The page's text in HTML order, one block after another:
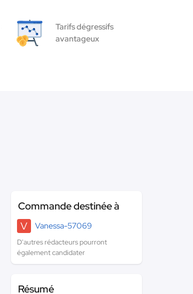
Tarifs dégressifs
avantageux
Commande destinée à
V
Vanessa-57069
D'autres rédacteurs pourront
également candidater
Résumé